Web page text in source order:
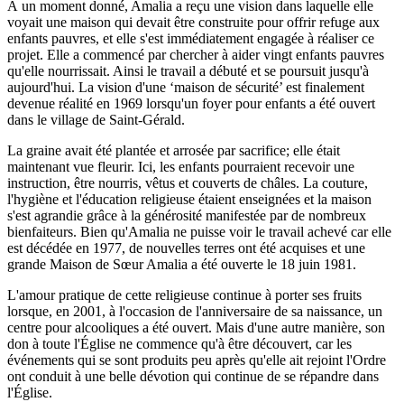
À un moment donné, Amalia a reçu une vision dans laquelle elle
voyait une maison qui devait être construite pour offrir refuge aux
enfants pauvres, et elle s'est immédiatement engagée à réaliser ce
projet. Elle a commencé par chercher à aider vingt enfants pauvres
qu'elle nourrissait. Ainsi le travail a débuté et se poursuit jusqu'à
aujourd'hui. La vision d'une ‘maison de sécurité’ est finalement
devenue réalité en 1969 lorsqu'un foyer pour enfants a été ouvert
dans le village de Saint-Gérald.
La graine avait été plantée et arrosée par sacrifice; elle était
maintenant vue fleurir. Ici, les enfants pourraient recevoir une
instruction, être nourris, vêtus et couverts de châles. La couture,
l'hygiène et l'éducation religieuse étaient enseignées et la maison
s'est agrandie grâce à la générosité manifestée par de nombreux
bienfaiteurs. Bien qu'Amalia ne puisse voir le travail achevé car elle
est décédée en 1977, de nouvelles terres ont été acquises et une
grande Maison de Sœur Amalia a été ouverte le 18 juin 1981.
L'amour pratique de cette religieuse continue à porter ses fruits
lorsque, en 2001, à l'occasion de l'anniversaire de sa naissance, un
centre pour alcooliques a été ouvert. Mais d'une autre manière, son
don à toute l'Église ne commence qu'à être découvert, car les
événements qui se sont produits peu après qu'elle ait rejoint l'Ordre
ont conduit à une belle dévotion qui continue de se répandre dans
l'Église.